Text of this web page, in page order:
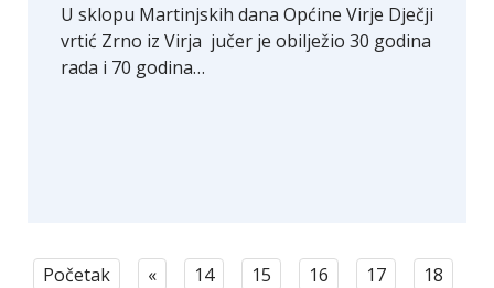
U sklopu Martinjskih dana Općine Virje Dječji
vrtić Zrno iz Virja jučer je obilježio 30 godina
rada i 70 godina…
Početak « 14 15 16 17
18